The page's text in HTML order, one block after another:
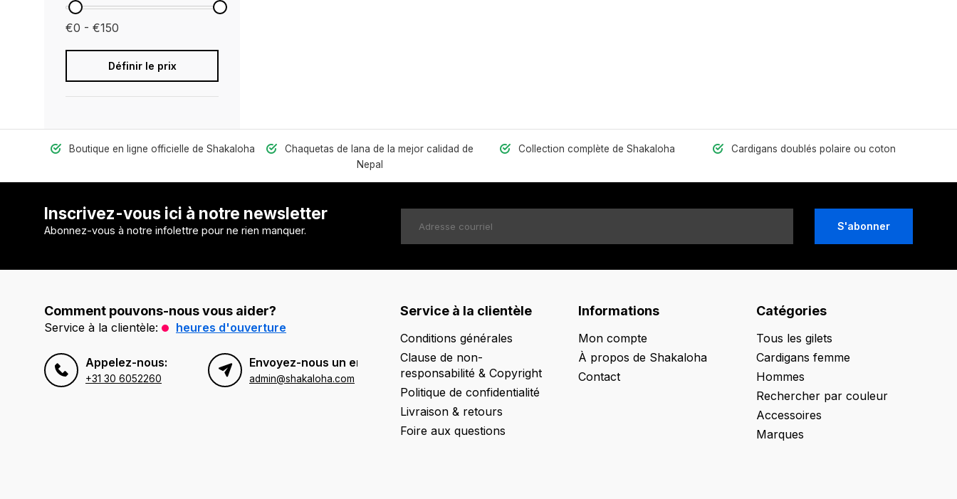
€0 - €150
Définir le prix
Boutique en ligne officielle de Shakaloha
Chaquetas de lana de la mejor calidad de
Nepal
Collection complète de Shakaloha Cardigans doublés polaire ou coton
Inscrivez-vous ici à notre newsletter
Abonnez-vous à notre infolettre pour ne rien manquer. S'abonner
Comment pouvons-nous vous aider?
Service à la clientèle: heures d'ouverture
Appelez-nous:
+31 30 6052260
Envoyez-nous un email:
admin@shakaloha.com
Service à la clientèle
Conditions générales
Clause de non-
responsabilité & Copyright
Politique de confidentialité
Livraison & retours
Foire aux questions
Informations
Mon compte
À propos de Shakaloha
Contact
Catégories
Tous les gilets
Cardigans femme
Hommes
Rechercher par couleur
Accessoires
Marques